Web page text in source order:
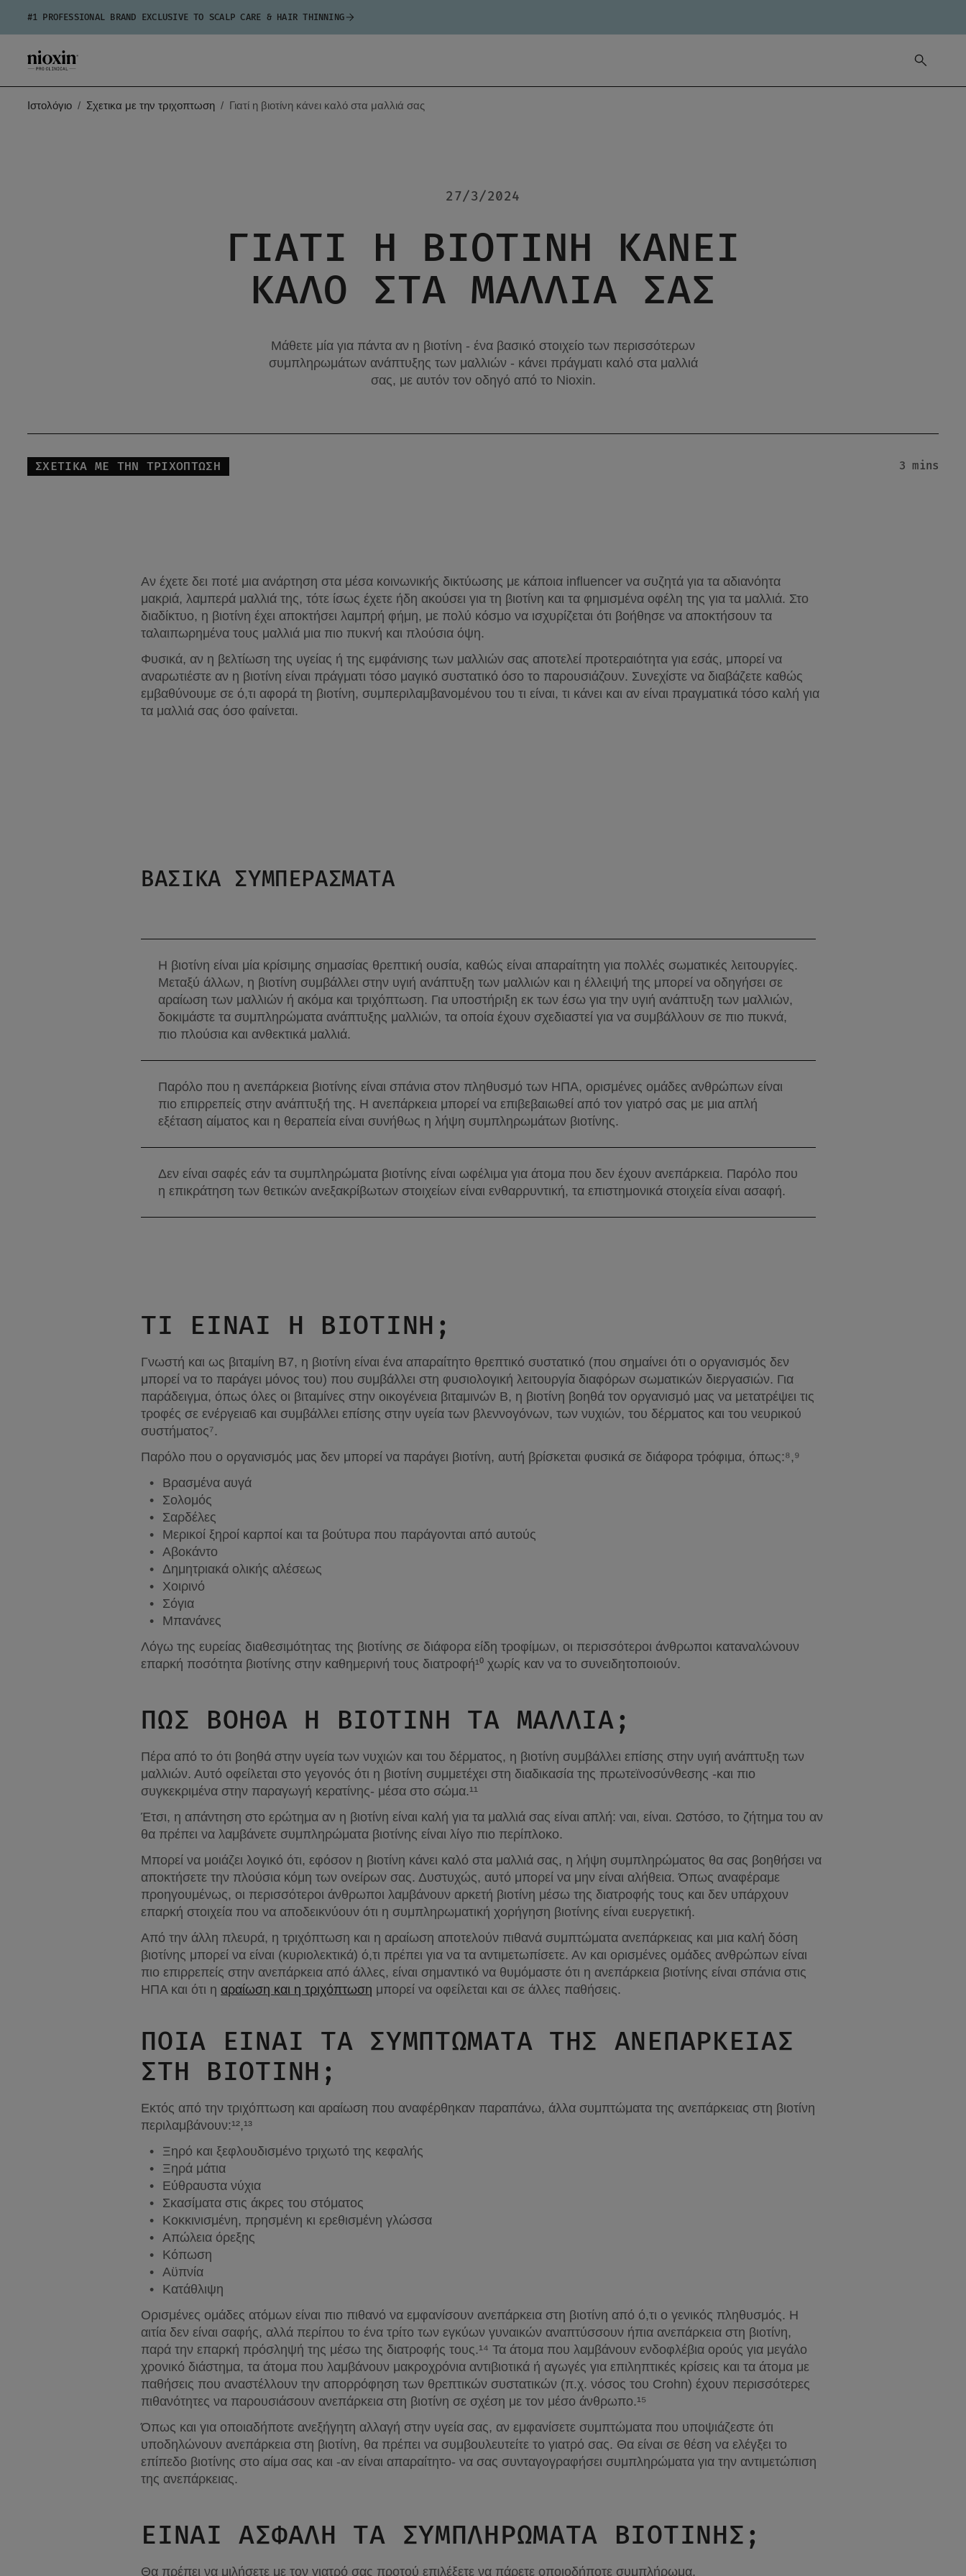
#1 PROFESSIONAL BRAND EXCLUSIVE TO SCALP CARE & HAIR THINNING
Ιστολόγιο Σχετικα με την τριχοπτωση Γιατί η βιοτίνη κάνει καλό στα μαλλιά σας
27/3/2024
ΓΙΑΤΊ Η ΒΙΟΤΊΝΗ ΚΆΝΕΙ
ΚΑΛΌ ΣΤΑ ΜΑΛΛΙΆ ΣΑΣ
Μάθετε μία για πάντα αν η βιοτίνη - ένα βασικό στοιχείο των περισσότερων
συμπληρωμάτων ανάπτυξης των μαλλιών - κάνει πράγματι καλό στα μαλλιά
σας, με αυτόν τον οδηγό από το Nioxin.
ΣΧΕΤΙΚΑ ΜΕ ΤΗΝ ΤΡΙΧΟΠΤΩΣΗ 3 mins
Αν έχετε δει ποτέ μια ανάρτηση στα μέσα κοινωνικής δικτύωσης με κάποια influencer να συζητά για τα αδιανόητα
μακριά, λαμπερά μαλλιά της, τότε ίσως έχετε ήδη ακούσει για τη βιοτίνη και τα φημισμένα οφέλη της για τα μαλλιά. Στο
διαδίκτυο, η βιοτίνη έχει αποκτήσει λαμπρή φήμη, με πολύ κόσμο να ισχυρίζεται ότι βοήθησε να αποκτήσουν τα
ταλαιπωρημένα τους μαλλιά μια πιο πυκνή και πλούσια όψη.
Φυσικά, αν η βελτίωση της υγείας ή της εμφάνισης των μαλλιών σας αποτελεί προτεραιότητα για εσάς, μπορεί να
αναρωτιέστε αν η βιοτίνη είναι πράγματι τόσο μαγικό συστατικό όσο το παρουσιάζουν. Συνεχίστε να διαβάζετε καθώς
εμβαθύνουμε σε ό,τι αφορά τη βιοτίνη, συμπεριλαμβανομένου του τι είναι, τι κάνει και αν είναι πραγματικά τόσο καλή για
τα μαλλιά σας όσο φαίνεται.
ΒΑΣΙΚΑ ΣΥΜΠΕΡΑΣΜΑΤΑ
Η βιοτίνη είναι μία κρίσιμης σημασίας θρεπτική ουσία, καθώς είναι απαραίτητη για πολλές σωματικές λειτουργίες.
Μεταξύ άλλων, η βιοτίνη συμβάλλει στην υγιή ανάπτυξη των μαλλιών και η έλλειψή της μπορεί να οδηγήσει σε
αραίωση των μαλλιών ή ακόμα και τριχόπτωση. Για υποστήριξη εκ των έσω για την υγιή ανάπτυξη των μαλλιών,
δοκιμάστε τα συμπληρώματα ανάπτυξης μαλλιών, τα οποία έχουν σχεδιαστεί για να συμβάλλουν σε πιο πυκνά,
πιο πλούσια και ανθεκτικά μαλλιά.
Παρόλο που η ανεπάρκεια βιοτίνης είναι σπάνια στον πληθυσμό των ΗΠΑ, ορισμένες ομάδες ανθρώπων είναι
πιο επιρρεπείς στην ανάπτυξή της. Η ανεπάρκεια μπορεί να επιβεβαιωθεί από τον γιατρό σας με μια απλή
εξέταση αίματος και η θεραπεία είναι συνήθως η λήψη συμπληρωμάτων βιοτίνης.
Δεν είναι σαφές εάν τα συμπληρώματα βιοτίνης είναι ωφέλιμα για άτομα που δεν έχουν ανεπάρκεια. Παρόλο που
η επικράτηση των θετικών ανεξακρίβωτων στοιχείων είναι ενθαρρυντική, τα επιστημονικά στοιχεία είναι ασαφή.
ΤΙ ΕΙΝΑΙ Η ΒΙΟΤΙΝΗ;
Γνωστή και ως βιταμίνη Β7, η βιοτίνη είναι ένα απαραίτητο θρεπτικό συστατικό (που σημαίνει ότι ο οργανισμός δεν
μπορεί να το παράγει μόνος του) που συμβάλλει στη φυσιολογική λειτουργία διαφόρων σωματικών διεργασιών. Για
παράδειγμα, όπως όλες οι βιταμίνες στην οικογένεια βιταμινών Β, η βιοτίνη βοηθά τον οργανισμό μας να μετατρέψει τις
τροφές σε ενέργεια6 και συμβάλλει επίσης στην υγεία των βλεννογόνων, των νυχιών, του δέρματος και του νευρικού
συστήματος⁷.
Παρόλο που ο οργανισμός μας δεν μπορεί να παράγει βιοτίνη, αυτή βρίσκεται φυσικά σε διάφορα τρόφιμα, όπως:⁸,⁹
Βρασμένα αυγά
Σολομός
Σαρδέλες
Μερικοί ξηροί καρποί και τα βούτυρα που παράγονται από αυτούς
Αβοκάντο
Δημητριακά ολικής αλέσεως
Χοιρινό
Σόγια
Μπανάνες
Λόγω της ευρείας διαθεσιμότητας της βιοτίνης σε διάφορα είδη τροφίμων, οι περισσότεροι άνθρωποι καταναλώνουν
επαρκή ποσότητα βιοτίνης στην καθημερινή τους διατροφή¹⁰ χωρίς καν να το συνειδητοποιούν.
ΠΩΣ ΒΟΗΘΑ Η ΒΙΟΤΙΝΗ ΤΑ ΜΑΛΛΙΑ;
Πέρα από το ότι βοηθά στην υγεία των νυχιών και του δέρματος, η βιοτίνη συμβάλλει επίσης στην υγιή ανάπτυξη των
μαλλιών. Αυτό οφείλεται στο γεγονός ότι η βιοτίνη συμμετέχει στη διαδικασία της πρωτεϊνοσύνθεσης -και πιο
συγκεκριμένα στην παραγωγή κερατίνης- μέσα στο σώμα.¹¹
Έτσι, η απάντηση στο ερώτημα αν η βιοτίνη είναι καλή για τα μαλλιά σας είναι απλή: ναι, είναι. Ωστόσο, το ζήτημα του αν
θα πρέπει να λαμβάνετε συμπληρώματα βιοτίνης είναι λίγο πιο περίπλοκο.
Μπορεί να μοιάζει λογικό ότι, εφόσον η βιοτίνη κάνει καλό στα μαλλιά σας, η λήψη συμπληρώματος θα σας βοηθήσει να
αποκτήσετε την πλούσια κόμη των ονείρων σας. Δυστυχώς, αυτό μπορεί να μην είναι αλήθεια. Όπως αναφέραμε
προηγουμένως, οι περισσότεροι άνθρωποι λαμβάνουν αρκετή βιοτίνη μέσω της διατροφής τους και δεν υπάρχουν
επαρκή στοιχεία που να αποδεικνύουν ότι η συμπληρωματική χορήγηση βιοτίνης είναι ευεργετική.
Από την άλλη πλευρά, η τριχόπτωση και η αραίωση αποτελούν πιθανά συμπτώματα ανεπάρκειας και μια καλή δόση
βιοτίνης μπορεί να είναι (κυριολεκτικά) ό,τι πρέπει για να τα αντιμετωπίσετε. Αν και ορισμένες ομάδες ανθρώπων είναι
πιο επιρρεπείς στην ανεπάρκεια από άλλες, είναι σημαντικό να θυμόμαστε ότι η ανεπάρκεια βιοτίνης είναι σπάνια στις
ΗΠΑ και ότι η αραίωση και η τριχόπτωση μπορεί να οφείλεται και σε άλλες παθήσεις.
ΠΟΙΑ ΕΙΝΑΙ ΤΑ ΣΥΜΠΤΩΜΑΤΑ ΤΗΣ ΑΝΕΠΑΡΚΕΙΑΣ
ΣΤΗ ΒΙΟΤΙΝΗ;
Εκτός από την τριχόπτωση και αραίωση που αναφέρθηκαν παραπάνω, άλλα συμπτώματα της ανεπάρκειας στη βιοτίνη
περιλαμβάνουν:¹²,¹³
Ξηρό και ξεφλουδισμένο τριχωτό της κεφαλής
Ξηρά μάτια
Εύθραυστα νύχια
Σκασίματα στις άκρες του στόματος
Κοκκινισμένη, πρησμένη κι ερεθισμένη γλώσσα
Απώλεια όρεξης
Κόπωση
Αϋπνία
Κατάθλιψη
Ορισμένες ομάδες ατόμων είναι πιο πιθανό να εμφανίσουν ανεπάρκεια στη βιοτίνη από ό,τι ο γενικός πληθυσμός. Η
αιτία δεν είναι σαφής, αλλά περίπου το ένα τρίτο των εγκύων γυναικών αναπτύσσουν ήπια ανεπάρκεια στη βιοτίνη,
παρά την επαρκή πρόσληψή της μέσω της διατροφής τους.¹⁴ Τα άτομα που λαμβάνουν ενδοφλέβια ορούς για μεγάλο
χρονικό διάστημα, τα άτομα που λαμβάνουν μακροχρόνια αντιβιοτικά ή αγωγές για επιληπτικές κρίσεις και τα άτομα με
παθήσεις που αναστέλλουν την απορρόφηση των θρεπτικών συστατικών (π.χ. νόσος του Crohn) έχουν περισσότερες
πιθανότητες να παρουσιάσουν ανεπάρκεια στη βιοτίνη σε σχέση με τον μέσο άνθρωπο.¹⁵
Όπως και για οποιαδήποτε ανεξήγητη αλλαγή στην υγεία σας, αν εμφανίσετε συμπτώματα που υποψιάζεστε ότι
υποδηλώνουν ανεπάρκεια στη βιοτίνη, θα πρέπει να συμβουλευτείτε το γιατρό σας. Θα είναι σε θέση να ελέγξει το
επίπεδο βιοτίνης στο αίμα σας και -αν είναι απαραίτητο- να σας συνταγογραφήσει συμπληρώματα για την αντιμετώπιση
της ανεπάρκειας.
ΕΙΝΑΙ ΑΣΦΑΛΗ ΤΑ ΣΥΜΠΛΗΡΩΜΑΤΑ ΒΙΟΤΙΝΗΣ;
Θα πρέπει να μιλήσετε με τον γιατρό σας προτού επιλέξετε να πάρετε οποιοδήποτε συμπλήρωμα,